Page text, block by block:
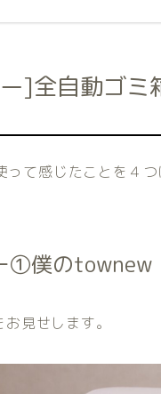
]全自動ゴミ
て感じたことを４
①僕のtownew
見せします。